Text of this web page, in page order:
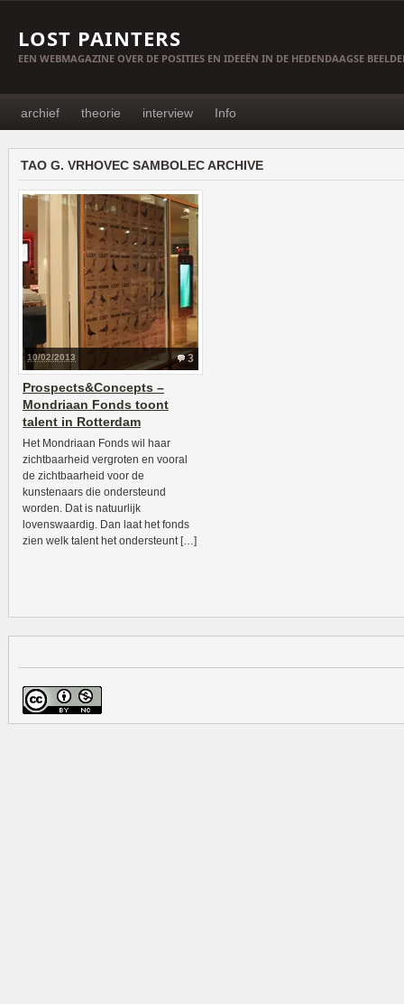
LOST PAINTERS
EEN WEBMAGAZINE OVER DE POSITIES EN IDEEËN IN DE HEDENDAAGSE
archief theorie interview Info
TAO G. VRHOVEC SAMBOLEC ARCHIVE
3
10/02/2013
Prospects&Concepts –
Mondriaan Fonds toont
talent in Rotterdam
Het Mondriaan Fonds wil haar
zichtbaarheid vergroten en vooral
de zichtbaarheid voor de
kunstenaars die ondersteund
worden. Dat is natuurlijk
lovenswaardig. Dan laat het fonds
zien welk talent het ondersteunt […]